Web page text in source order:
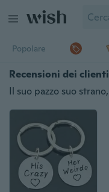
Popolare
Recensioni dei clienti